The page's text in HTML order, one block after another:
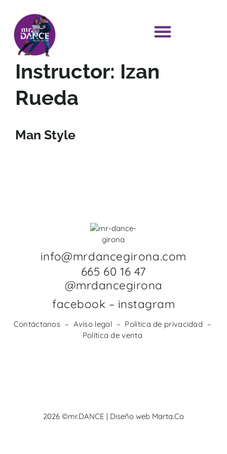
Instructor: Izan
Rueda
Man Style
info@mrdancegirona.com
665 60 16 47
@mrdancegirona
facebook – instagram
Contáctanos – Aviso legal– Política de privacidad –
Política de venta
2026 ©mr.DANCE | Diseño web Marta.Co